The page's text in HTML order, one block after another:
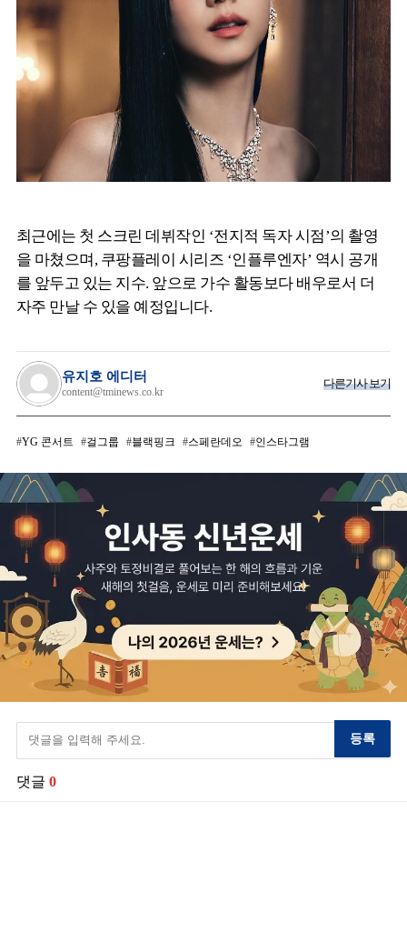
최근에는 첫 스크린 데뷔작인 ‘전지적 독자 시점’의 촬영
을 마쳤으며, 쿠팡플레이 시리즈 ‘인플루엔자’ 역시 공개
를 앞두고 있는 지수. 앞으로 가수 활동보다 배우로서 더
자주 만날 수 있을 예정입니다.
유지호 에디터
content@tminews.co.kr
다른기사 보기
YG 콘서트 걸그룹 블랙핑크 스페란데오 인스타그램
등록
댓글 0